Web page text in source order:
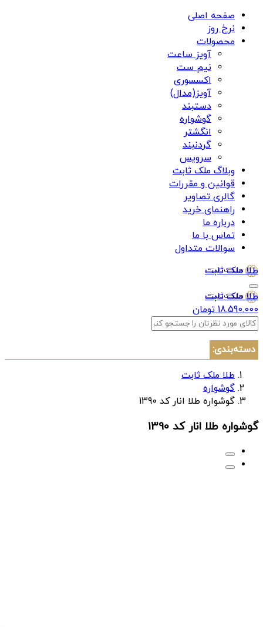
صفحه اصلی
نرخ روز
محصولات
آویز ساعت
نیم ست
اکسسوری
آویز(مدال)
دستبند
گوشواره
انگشتر
گردنبند
سرویس
وبلاگ ملک ثابت
قوانین و مقررات
گالری تصاویر
راهنمای خرید
درباره ما
تماس با ما
سوالات متداول
طلا ملک ثابت
طلا ملک ثابت
18.590.000 تومان
دسته‌بندی:
طلا ملک ثابت
گوشواره
گوشواره طلا انار کد 1390
گوشواره طلا انار کد 1390